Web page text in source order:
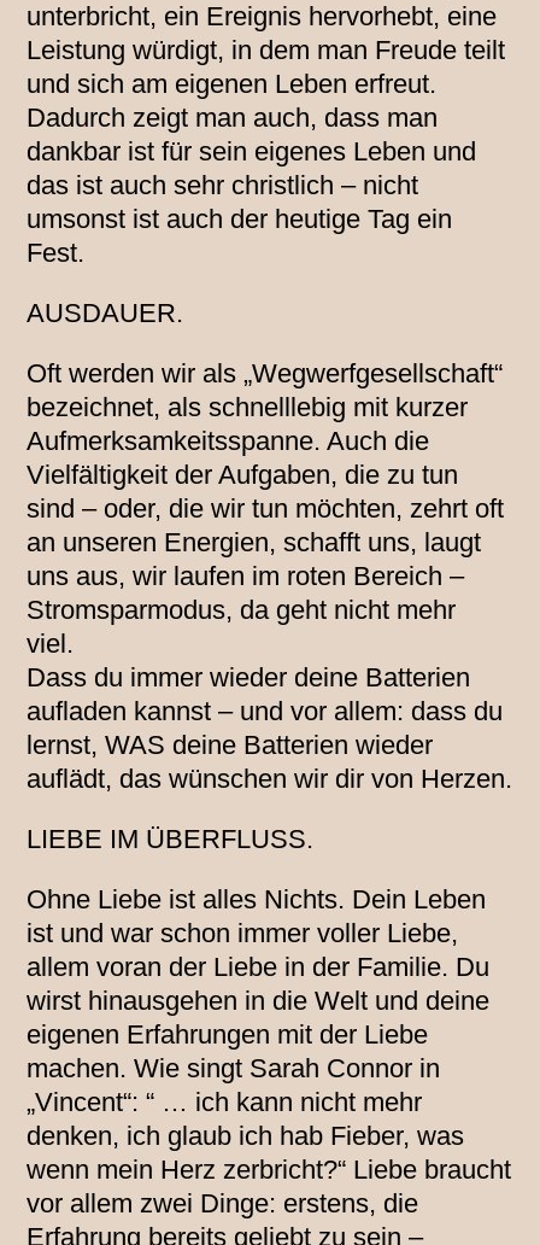
unterbricht, ein Ereignis hervorhebt, eine
Leistung würdigt, in dem man Freude teilt
und sich am eigenen Leben erfreut.
Dadurch zeigt man auch, dass man
dankbar ist für sein eigenes Leben und
das ist auch sehr christlich – nicht
umsonst ist auch der heutige Tag ein
Fest.
AUSDAUER.
Oft werden wir als „Wegwerfgesellschaft“
bezeichnet, als schnelllebig mit kurzer
Aufmerksamkeitsspanne. Auch die
Vielfältigkeit der Aufgaben, die zu tun
sind – oder, die wir tun möchten, zehrt oft
an unseren Energien, schafft uns, laugt
uns aus, wir laufen im roten Bereich –
Stromsparmodus, da geht nicht mehr
viel.
Dass du immer wieder deine Batterien
aufladen kannst – und vor allem: dass du
lernst, WAS deine Batterien wieder
auflädt, das wünschen wir dir von Herzen.
LIEBE IM ÜBERFLUSS.
Ohne Liebe ist alles Nichts. Dein Leben
ist und war schon immer voller Liebe,
allem voran der Liebe in der Familie. Du
wirst hinausgehen in die Welt und deine
eigenen Erfahrungen mit der Liebe
machen. Wie singt Sarah Connor in
„Vincent“: “ … ich kann nicht mehr
denken, ich glaub ich hab Fieber, was
wenn mein Herz zerbricht?“ Liebe braucht
vor allem zwei Dinge: erstens, die
Erfahrung bereits geliebt zu sein –